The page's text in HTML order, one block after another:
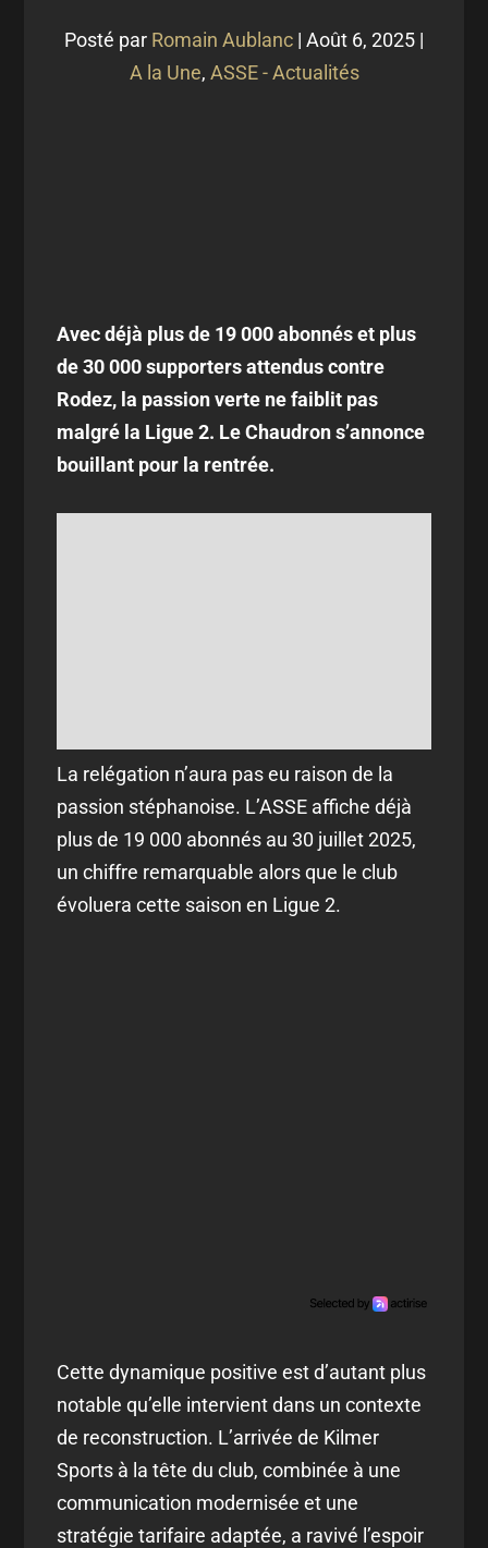
Posté par Romain Aublanc | Août 6, 2025 |
A la Une, ASSE - Actualités
Avec déjà plus de 19 000 abonnés et plus
de 30 000 supporters attendus contre
Rodez, la passion verte ne faiblit pas
malgré la Ligue 2. Le Chaudron s’annonce
bouillant pour la rentrée.
La relégation n’aura pas eu raison de la
passion stéphanoise. L’ASSE affiche déjà
plus de 19 000 abonnés au 30 juillet 2025,
un chiffre remarquable alors que le club
évoluera cette saison en Ligue 2.
Cette dynamique positive est d’autant plus
notable qu’elle intervient dans un contexte
de reconstruction. L’arrivée de Kilmer
Sports à la tête du club, combinée à une
communication modernisée et une
stratégie tarifaire adaptée, a ravivé l’espoir